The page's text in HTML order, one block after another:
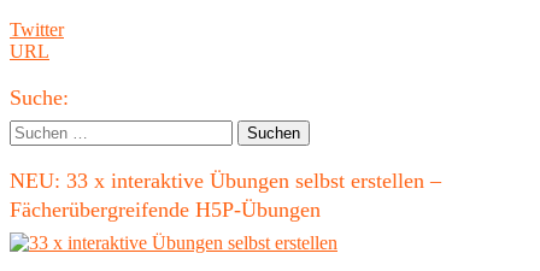
Beitragsnavigation
Vorheriger
Beitrag:
Twitter
Nächster
URL
Haupt-
Seitenleiste
Suche:
Suchen
nach:
NEU: 33 x interaktive Übungen selbst erstellen –
Fächerübergreifende H5P-Übungen